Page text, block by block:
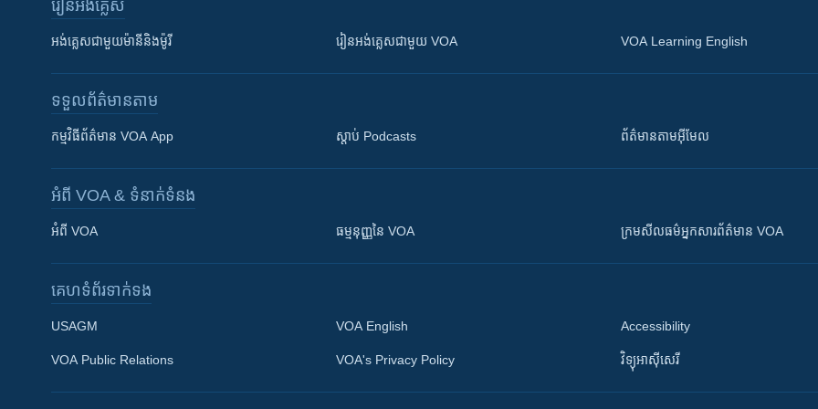
រៀន​​អង់គ្លេស
អង់គ្លេស​ជាមួយ​ម៉ានី​និង​ម៉ូរី រៀន​​​​​​អង់គ្លេស​​ជាមួយ VOA VOA Learning English
ទទួល​ព័ត៌មាន​តាម
កម្មវិធី​ព័ត៌មាន VOA App ស្តាប់ Podcasts ព័ត៌មាន​តាម​អ៊ីមែល
អំពី​ VOA & ទំនាក់ទំនង
អំពី​ VOA ធម្មនុញ្ញ​នៃ VOA ក្រម​​​សីលធម៌​​​អ្នក​​​សារព័ត៌មាន VOA
គេហទំព័រ​​ទាក់ទង
USAGM
VOA Public Relations
VOA English
VOA's Privacy Policy
Accessibility
វិទ្យុ​អាស៊ី​សេរី